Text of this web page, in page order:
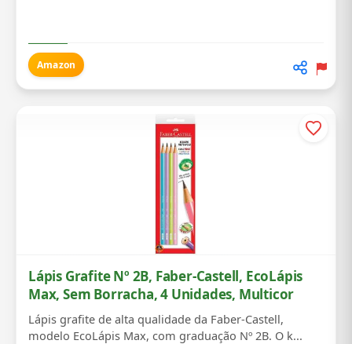
Amazon
Lápis Grafite Nº 2B, Faber-Castell, EcoLápis
Max, Sem Borracha, 4 Unidades, Multicor
Lápis grafite de alta qualidade da Faber-Castell,
modelo EcoLápis Max, com graduação Nº 2B. O k...